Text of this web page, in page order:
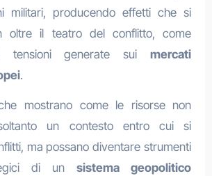
militari, producendo effetti che si
oltre il teatro del conflitto, come
tensioni generate suimercati
.
mostrano come le risorse non
un contesto entro cui si
ma possano diventare strumenti
di unsistema geopolitico